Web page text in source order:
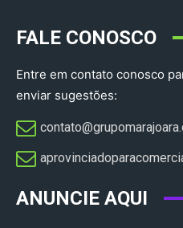
FALE CONOSCO
Entre em contato conosco
enviar sugestões:
ANUNCIE AQUI